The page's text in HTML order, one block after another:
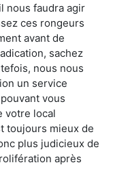
nous faudra agir
ces rongeurs
avant de
sachez
nous nous
un service
vous
votre local
toujours mieux de
plus judicieux de
après